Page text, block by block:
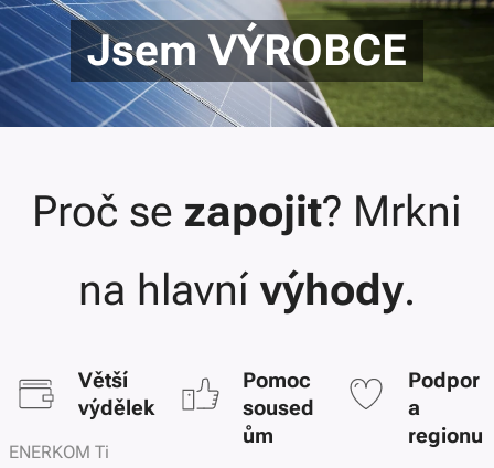
Jsem VÝROBCE
Proč se zapojit? Mrkni
na hlavní výhody.
Větší
výdělek
ENERKOM Ti
Pomoc
soused
ům
Podpor
a
regionu